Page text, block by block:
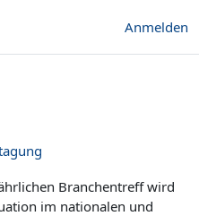
Anmelden
Branchentreff wird
im nationalen und